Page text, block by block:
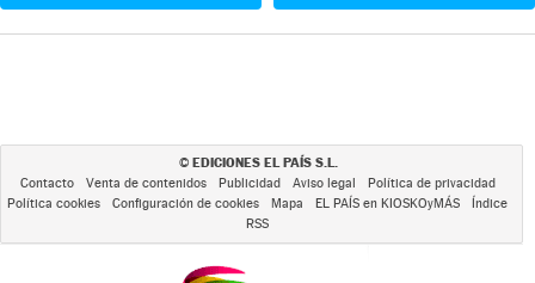
© EDICIONES EL PAÍS S.L.
Contacto Venta de contenidos Publicidad Aviso legal
Política de privacidad
Política cookies
Configuración de cookies Mapa EL PAÍS en KIOSKOyMÁS
Índice
RSS